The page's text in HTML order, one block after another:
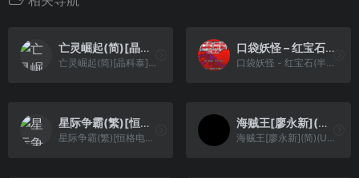
亡灵崛起(简)[晶科泰](CN)[RPG](8Mb)
亡灵崛起(简)[晶科泰](CN)[RPG](8Mb)
口袋妖怪 – 红宝石(半汉化版)[口袋丶阿龙+HPHHPT](简)(US)(256Mb)
口袋妖怪 - 红宝石(半汉化版)[口袋丶阿龙+HPHHPT](简)(US)(256Mb)
星际争霸(繁)[恒格电子](CN)[RPG](4Mb)
星际争霸(繁)[恒格电子](CN)[RPG](4Mb)
海贼王[廖永新](简)(US)(64Mb)
海贼王[廖永新](简)(US)(64Mb)